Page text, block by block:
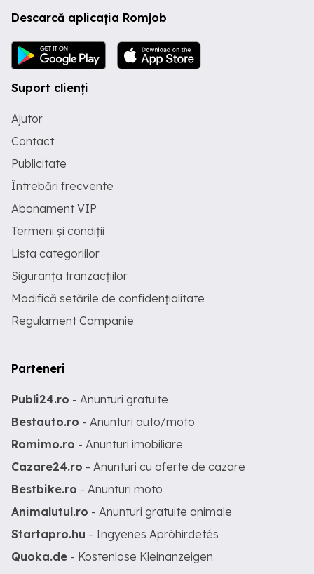
Descarcă aplicația Romjob
Suport clienți
Ajutor
Contact
Publicitate
Întrebări frecvente
Abonament VIP
Termeni și condiții
Lista categoriilor
Siguranța tranzacțiilor
Modifică setările de confidențialitate
Regulament Campanie
Parteneri
Publi24.ro - Anunturi gratuite
Bestauto.ro - Anunturi auto/moto
Romimo.ro - Anunturi imobiliare
Cazare24.ro - Anunturi cu oferte de cazare
Bestbike.ro - Anunturi moto
Animalutul.ro - Anunturi gratuite animale
Startapro.hu - Ingyenes Apróhirdetés
Quoka.de - Kostenlose Kleinanzeigen